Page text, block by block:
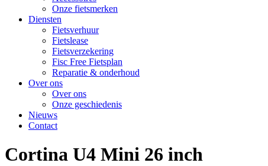
Onze fietsmerken
Diensten
Fietsverhuur
Fietslease
Fietsverzekering
Fisc Free Fietsplan
Reparatie & onderhoud
Over ons
Over ons
Onze geschiedenis
Nieuws
Contact
Cortina U4 Mini 26 inch